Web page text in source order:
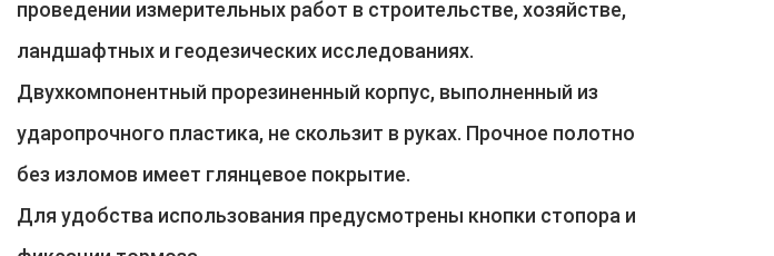
проведении измерительных работ в строительстве, хозяйстве,
ландшафтных и геодезических исследованиях.
Двухкомпонентный прорезиненный корпус, выполненный из
ударопрочного пластика, не скользит в руках. Прочное полотно
без изломов имеет глянцевое покрытие.
Для удобства использования предусмотрены кнопки стопора и